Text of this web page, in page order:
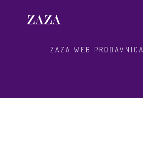
ZAZA WEB PRODAVNICA